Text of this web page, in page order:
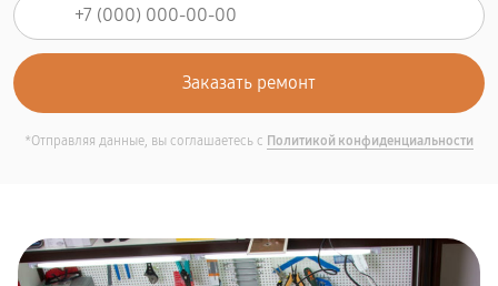
*Отправляя данные, вы соглашаетесь с Политикой конфиденциальности